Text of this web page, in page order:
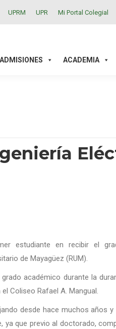
UPRM UPR Mi Portal Colegial
ADMISIONES ACADEMIA
estudiante en recibir el
de Mayagüez (RUM).
académico durante la
Coliseo Rafael A. Mangual.
desde hace muchos años
ya que previo al doctorado,